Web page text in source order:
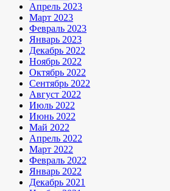
Апрель 2023
Март 2023
Февраль 2023
Январь 2023
Декабрь 2022
Ноябрь 2022
Октябрь 2022
Сентябрь 2022
Август 2022
Июль 2022
Июнь 2022
Май 2022
Апрель 2022
Март 2022
Февраль 2022
Январь 2022
Декабрь 2021